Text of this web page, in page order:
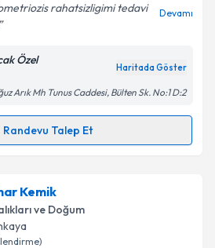
işlenmesine ilişkin
Aydınlatma
ve kişisel verilerimin belirtilen
kabul ediyorum.
Talebini Gönder
rahatsizligimi tedavi
Devamı
Özel
Haritada Göster
Arık Mh Tunus Caddesi, Bülten Sk. No:1 D:2
Randevu Talep Et
Talebi
bu uzmandan randevu almanız
e-posta ile
Kemik
ve Doğum